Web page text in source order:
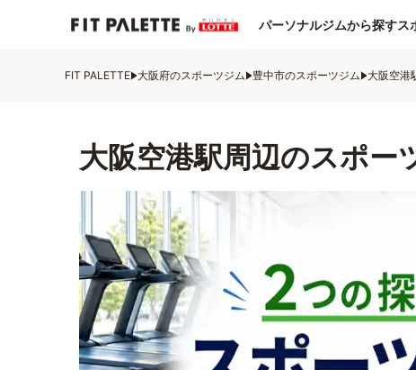
パーソナルジムから探すス
FIT PALETTE 大阪府のスポーツジム 豊中市のスポーツジム 大阪空港
大阪空港駅周辺のスポー